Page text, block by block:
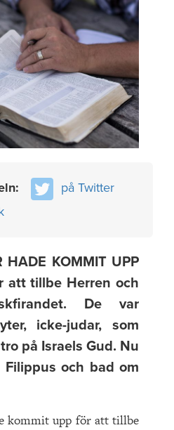
på Twitter
HADE KOMMIT UPP
att tillbe Herren och
De var
icke-judar, som
på Israels Gud. Nu
och bad om
kommit upp för att tillbe